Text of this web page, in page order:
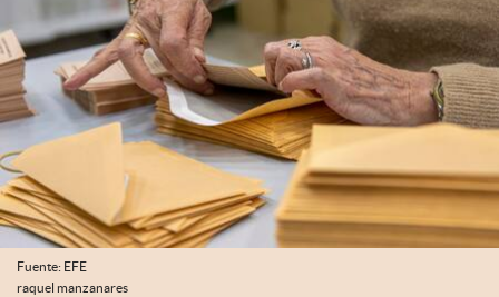
Fuente: EFE
raquel manzanares